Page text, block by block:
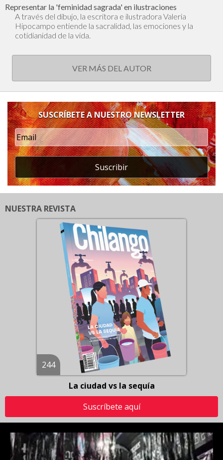
Representar la 'feminidad sagrada' en ilustraciones
A través del dibujo, la escritora e ilustradora Valeria
Hipocampo entiende la sacralidad, las emociones y la
cotidianidad de la vida.
VER MÁS DEL AUTOR
SUSCRÍBETE A NUESTRO NEWSLETTER
Suscribir
NUESTRA REVISTA
244
La ciudad vs la sequía
Suscríbete aquí